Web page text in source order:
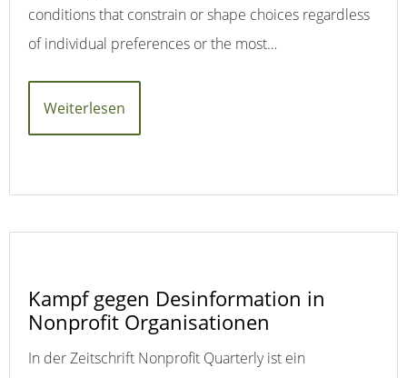
conditions that constrain or shape choices regardless
of individual preferences or the most…
Weiterlesen
Kampf gegen Desinformation in
Nonprofit Organisationen
In der Zeitschrift Nonprofit Quarterly ist ein